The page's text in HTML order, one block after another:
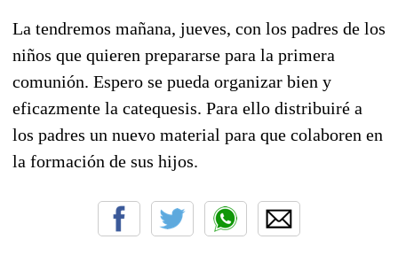
La tendremos mañana, jueves, con los padres de los
niños que quieren prepararse para la primera
comunión. Espero se pueda organizar bien y
eficazmente la catequesis. Para ello distribuiré a
los padres un nuevo material para que colaboren en
la formación de sus hijos.